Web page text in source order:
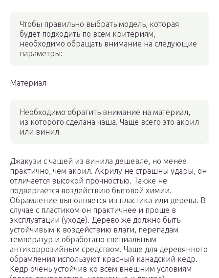
Чтобы правильно выбрать модель, которая
будет подходить по всем критериям,
необходимо обращать внимание на следующие
параметры:
Материал
Необходимо обратить внимание на материал,
из которого сделана чаша. Чаще всего это акрил
или винил
Джакузи с чашей из винила дешевле, но менее
практично, чем акрил. Акрилу не страшны удары, он
отличается высокой прочностью. Также не
подвергается воздействию бытовой химии.
Обрамление выполняется из пластика или дерева. В
случае с пластиком он практичнее и проще в
эксплуатации (уходе). Дерево же должно быть
устойчивым к воздействию влаги, перепадам
температур и обработано специальным
антикоррозийным средством. Чаще для деревянного
обрамления используют красный канадский кедр.
Кедр очень устойчив ко всем внешним условиям